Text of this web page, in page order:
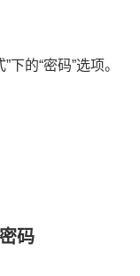
的“密码”选项。
码